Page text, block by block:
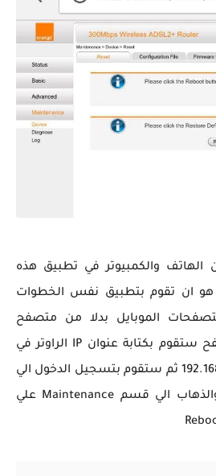
الهاتف والكمبيوتر في تطبيق هذه
ان تقوم بتطبيق نفس الخطوات
الموبايل بدلا من متصفح
الكمبيوتر . من اي متصفح ستقوم بكتابة عنوان IP الراوتر في
شريط العنوان مثل 192.168.1.1 ثم ستقوم بتسجيل الدخول الي
صفحة اعدادات الراوتر والذهاب الي قسم Maintenance علي